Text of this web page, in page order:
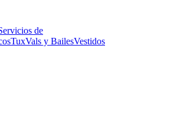
de
TuxVals y BailesVestidos